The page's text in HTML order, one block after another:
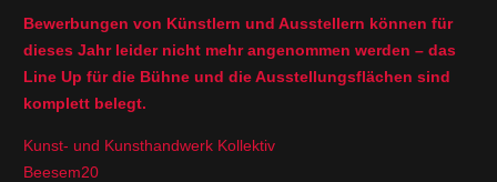
Bewerbungen von Künstlern und Ausstellern können für
dieses Jahr leider nicht mehr angenommen werden – das
Line Up für die Bühne und die Ausstellungsflächen sind
komplett belegt.
Kunst- und Kunsthandwerk Kollektiv
Beesem20